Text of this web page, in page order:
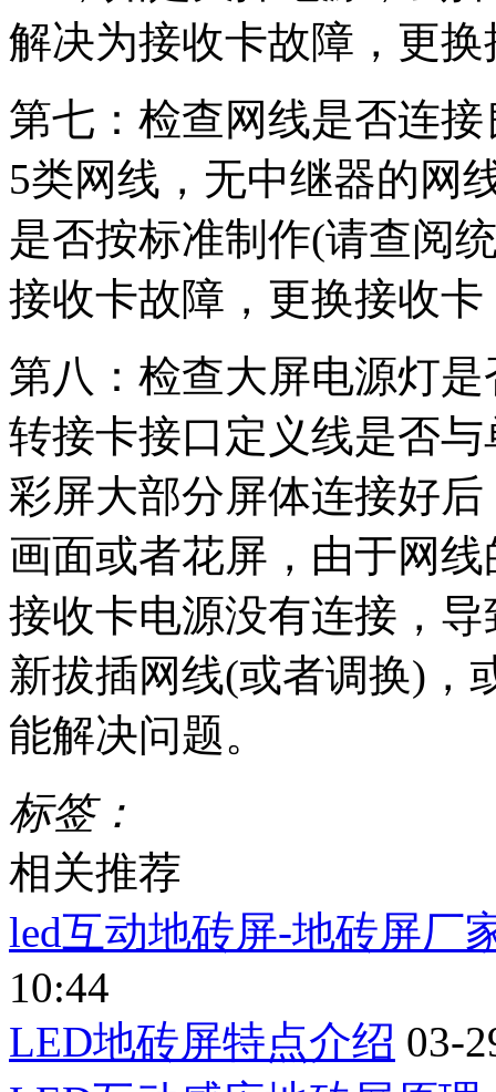
解决为接收卡故障，更
第七：检查网线是否连
5类网线，无中继器的网
是否按标准制作(请查阅
接收卡故障，更换接收
第八：检查大屏电源灯
转接卡接口定义线是否
彩屏大部分屏体连接好
画面或者花屏，由于网
接收卡电源没有连接，
新拔插网线(或者调换)，
能解决问题。
标签：
相关推荐
led互动地砖屏-地砖屏厂
10:44
LED地砖屏特点介绍 03-